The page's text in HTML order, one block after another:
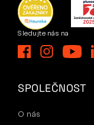
Sledujte nás na
SPOLEČNOST
O nás